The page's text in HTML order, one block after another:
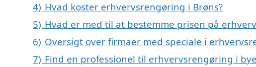
4) Hvad koster erhvervsrengøring i Brøns?
5) Hvad er med til at bestemme prisen på
6) Oversigt over firmaer med speciale i
7) Find en professionel til erhvervsrengøring i